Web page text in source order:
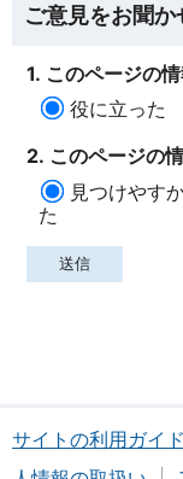
ご意見をお聞か
1. このページの
役に立った
2. このページの
見つけやす
た
サイトの利用ガイド